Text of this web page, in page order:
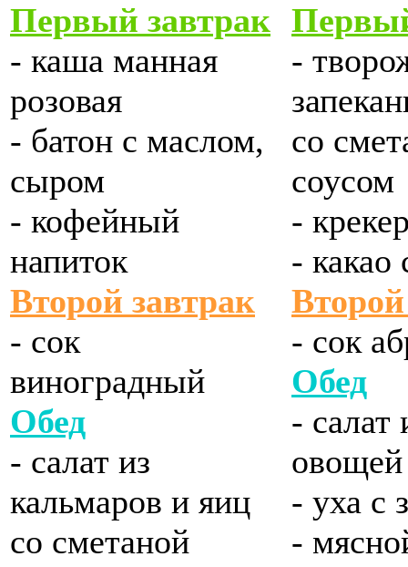
Первый завтрак
- каша манная
розовая
- батон с маслом,
сыром
- кофейный
напиток
Второй завтрак
- сок
виноградный
Обед
- салат из
кальмаров и яиц
со сметаной
-
со
соусом
-
- какао
- сок
Обед
- салат
овощей
- уха с
-